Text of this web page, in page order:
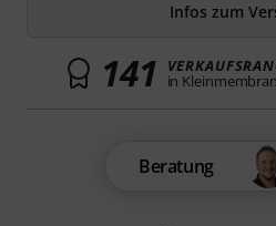
Infos zum
141 in
Beratung